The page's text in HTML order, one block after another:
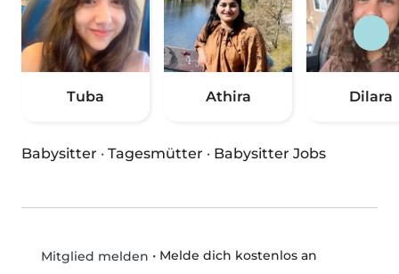
Tuba Athira Dilara
Babysitter · Tagesmütter · Babysitter Jobs
Mitglied melden • Melde dich kostenlos an